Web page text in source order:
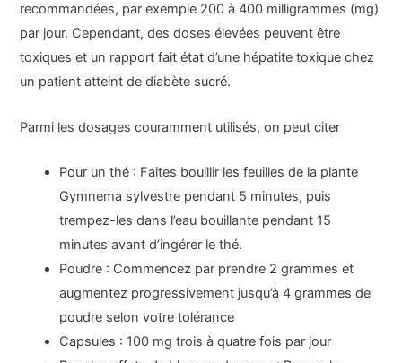
recommandées, par exemple 200 à 400 milligrammes (mg)
par jour. Cependant, des doses élevées peuvent être
toxiques et un rapport fait état d’une hépatite toxique chez
un patient atteint de diabète sucré.
Parmi les dosages couramment utilisés, on peut citer
Pour un thé : Faites bouillir les feuilles de la plante
Gymnema sylvestre pendant 5 minutes, puis
trempez-les dans l’eau bouillante pendant 15
minutes avant d’ingérer le thé.
Poudre : Commencez par prendre 2 grammes et
augmentez progressivement jusqu’à 4 grammes de
poudre selon votre tolérance
Capsules : 100 mg trois à quatre fois par jour